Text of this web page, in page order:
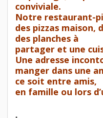
conviviale.
Notre restaurant-
des pizzas maison,
des planches à
partager et une
Une adresse
manger dans une
ce soit entre amis,
en famille ou lors
.